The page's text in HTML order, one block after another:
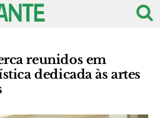
reunidos em
dedicada às artes